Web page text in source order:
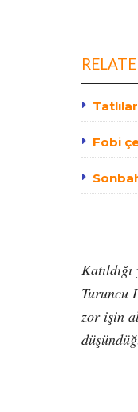
Fobi
Turuncu
zor işin